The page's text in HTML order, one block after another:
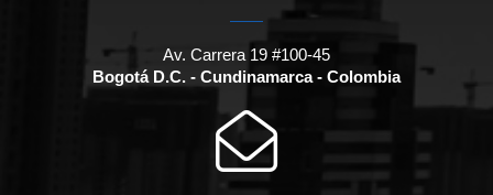
Av. Carrera 19 #100-45
Bogotá D.C. - Cundinamarca - Colombia